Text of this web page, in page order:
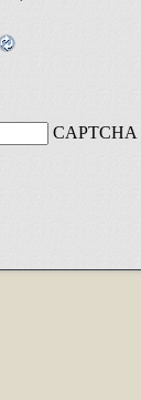
CAPTCHA